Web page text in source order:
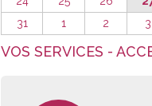
31
1 2 3
VOS SERVICES -